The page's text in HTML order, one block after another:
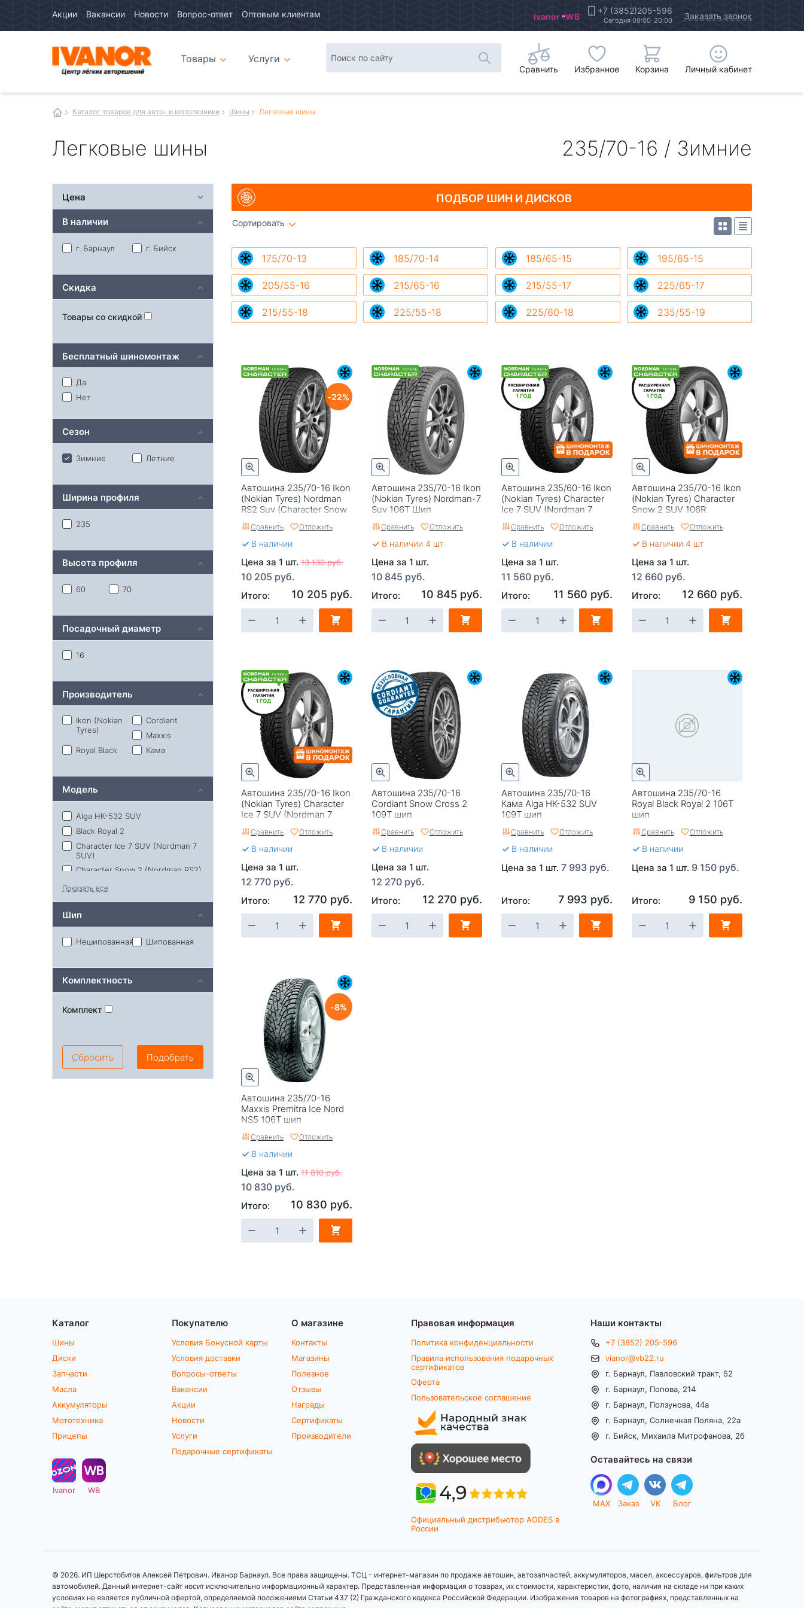
Акции Вакансии Новости Вопрос-ответ Оптовым клиентам Ivanor WB +7 (3852)205-596
Сегодня 08:00-20:00 Заказать звонок
интернетТовары
Услуги
Сравнить Избранное Корзина Личный кабинет
Каталог товаров для авто- и мототехники Шины Легковые шины
Легковые шины 235/70-16 / Зимние
ПОДБОР ШИНИ ДИСКОВ
Сортировать
175/70-13 185/70-14 185/65-15 195/65-15
205/55-16 215/65-16 215/55-17 225/65-17
215/55-18 225/55-18 225/60-18 235/55-19
Автошина 235/70-16 Ikon
(Nokian Tyrеs) Nordman
RS2 Suv (Character Snow
22
Сравнить Отложить
В наличии
Цена за 1 шт. 13 130 руб.
10 205 руб.
Итого: 10 205 руб.
Автошина 235/70-16 Ikon
(Nokian Tyrеs) Nordman-7
Suv 106T Шип
Сравнить Отложить
В наличии 4 шт
Цена за 1 шт.
10 845 руб.
Итого: 10 845 руб.
Автошина 235/60-16 Ikon
(Nokian Tyres) Character
Ice 7 SUV (Nordman 7
Сравнить Отложить
В наличии
Цена за 1 шт.
11 560 руб.
Итого: 11 560 руб.
Автошина 235/70-16 Ikon
(Nokian Tyres) Character
Snow 2 SUV 106R
Сравнить Отложить
В наличии 4 шт
Цена за 1 шт.
12 660 руб.
Итого: 12 660 руб.
Автошина 235/70-16 Ikon
(Nokian Tyres) Character
Ice 7 SUV (Nordman 7
Сравнить Отложить
В наличии
Цена за 1 шт.
12 770 руб.
Итого: 12 770 руб.
Автошина 235/70-16
Cordiant Snow Cross 2
109T шип
Сравнить Отложить
В наличии
Цена за 1 шт.
12 270 руб.
Итого: 12 270 руб.
Автошина 235/70-16
Кама Alga НК-532 SUV
109T шип
Сравнить Отложить
В наличии
Цена за 1 шт. 7 993 руб.
Итого: 7 993 руб.
Автошина 235/70-16
Royal Black Royal 2 106T
шип
Сравнить Отложить
В наличии
Цена за 1 шт. 9 150 руб.
Итого: 9 150 руб.
Автошина 235/70-16
Maxxis Premitra Ice Nord
NS5 106T шип
8
Сравнить Отложить
В наличии
Цена за 1 шт. 11 810 руб.
10 830 руб.
Итого: 10 830 руб.
Цена
В наличии
г. Барнаул г. Бийск
Скидка
Товары со скидкой
Бесплатный шиномонтаж
Да
Нет
Сезон
Зимние Летние
Ширина профиля
235
Высота профиля
60 70
Посадочный диаметр
16
Производитель
Ikon (Nokian
Tyres)
Cordiant
Maxxis
Royal Black
Кама
Модель
Alga НК-532 SUV
Black Royal 2
Character Ice 7 SUV (Nordman 7
SUV)
Character Snow 2 (Nordman RS2)
Nordman RS2 SUV (Character
Snow 2 SUV)
SUV)
Snow-Cross 2
Показать все
Шип
Нешипованная Шипованная
Комплектность
Комплект
Сбросить Подобрать
Каталог
Шины
Диски
Запчасти
Масла
Аккумуляторы
Мототехника
Прицепы
Ivanor WB
Покупателю
Условия Бонусной карты
Условия доставки
Вопросы-ответы
Вакансии
Акции
Новости
Услуги
Подарочные сертификаты
О магазине
Контакты
Магазины
Полезное
Отзывы
Награды
Сертификаты
Производители
Правовая информация
Политика конфиденциальности
Правила использования подарочных
сертификатов
Оферта
Пользовательское соглашение
Официальный дистрибьютор AODES в
России
Наши контакты
+7 (3852) 205-596
vianor@vb22.ru
г. Барнаул, Павловский тракт, 52
г. Барнаул, Попова, 214
г. Барнаул, Ползунова, 44а
г. Барнаул, Солнечная Поляна, 22а
г. Бийск, Михаила Митрофанова, 2б
Оставайтесь на связи
MAX Заказ VK Блог
© 2026. ИП Шерстобитов Алексей Петрович. Иванор Барнаул. Все права защищены. ТСЦ - интернет-магазин по продаже автошин, автозапчастей, аккумуляторов, масел, аксессуаров, фильтров для
автомобилей. Данный интернет-сайт носит исключительно информационный характер. Представленная информация о товарах, их стоимости, характеристик, фото, наличия на складе ни при каких
условиях не является публичной офертой, определяемой положениями Статьи 437 (2) Гражданского кодекса Российской Федерации. Изображения товаров на фотографиях, представленных на